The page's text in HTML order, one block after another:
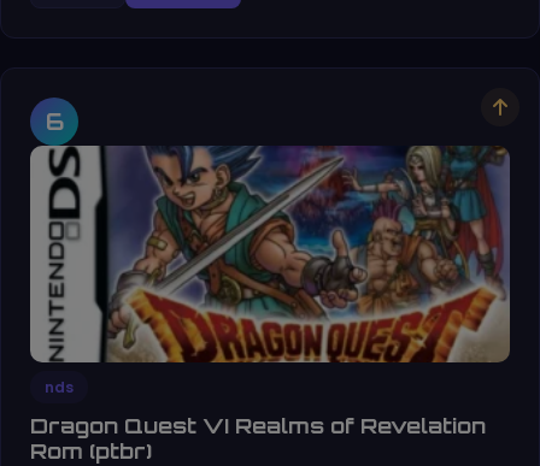
6
nds
Dragon Quest VI Realms of Revelation
Rom (ptbr)